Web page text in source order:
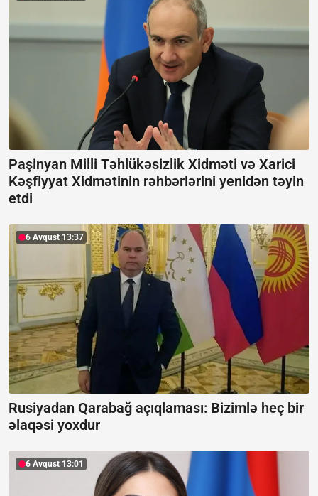
Paşinyan Milli Təhlükəsizlik Xidməti və Xarici
Kəşfiyyat Xidmətinin rəhbərlərini yenidən təyin
etdi
6 Avqust 13:37
Rusiyadan Qarabağ açıqlaması: Bizimlə heç bir
əlaqəsi yoxdur
6 Avqust 13:01